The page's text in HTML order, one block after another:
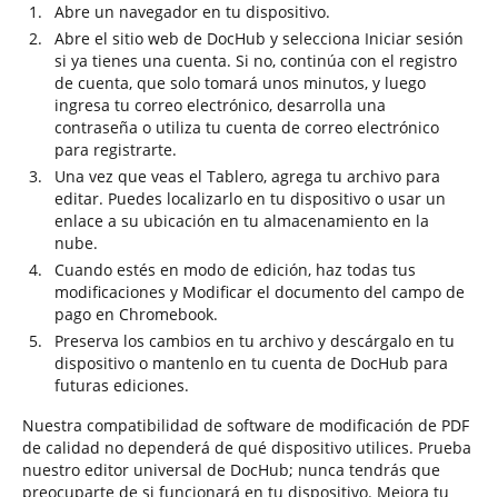
Abre un navegador en tu dispositivo.
Abre el sitio web de DocHub y selecciona Iniciar sesión
si ya tienes una cuenta. Si no, continúa con el registro
de cuenta, que solo tomará unos minutos, y luego
ingresa tu correo electrónico, desarrolla una
contraseña o utiliza tu cuenta de correo electrónico
para registrarte.
Una vez que veas el Tablero, agrega tu archivo para
editar. Puedes localizarlo en tu dispositivo o usar un
enlace a su ubicación en tu almacenamiento en la
nube.
Cuando estés en modo de edición, haz todas tus
modificaciones y Modificar el documento del campo de
pago en Chromebook.
Preserva los cambios en tu archivo y descárgalo en tu
dispositivo o mantenlo en tu cuenta de DocHub para
futuras ediciones.
Nuestra compatibilidad de software de modificación de PDF
de calidad no dependerá de qué dispositivo utilices. Prueba
nuestro editor universal de DocHub; nunca tendrás que
preocuparte de si funcionará en tu dispositivo. Mejora tu